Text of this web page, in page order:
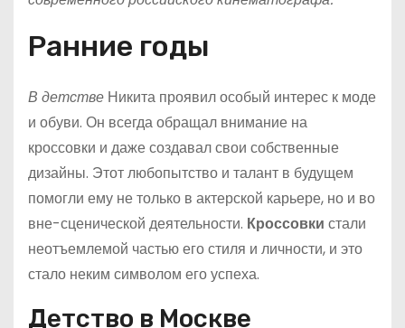
Ранние годы
В детстве Никита проявил особый интерес к моде
и обуви. Он всегда обращал внимание на
кроссовки и даже создавал свои собственные
дизайны. Этот любопытство и талант в будущем
помогли ему не только в актерской карьере, но и во
вне-сценической деятельности. Кроссовки стали
неотъемлемой частью его стиля и личности, и это
стало неким символом его успеха.
Детство в Москве